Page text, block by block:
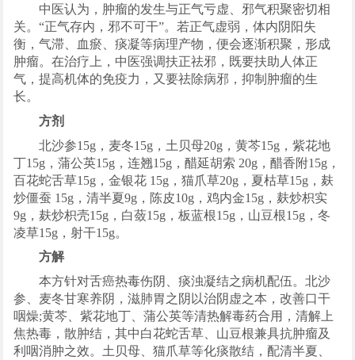
中医认为，肿瘤的发生与正气亏虚、邪气积聚密切相
关。“正气存内，邪不可干”。若正气虚弱，体内阴阳失
衡，气滞、血瘀、痰凝等病理产物，便会逐渐积聚，形成
肿瘤。在治疗上，中医强调扶正祛邪，既要扶助人体正
气，提高机体的免疫力，又要祛除病邪，抑制肿瘤的生
长。
方剂
北沙参15g，麦冬15g，土贝母20g，黄芩15g，紫花地
丁15g，蒲公英15g，连翘15g，醋延胡索 20g，醋香附15g，
百花蛇舌草15g，金银花 15g，猫爪草20g，夏枯草15g，麸
炒僵蚕 15g，清半夏9g，陈皮10g，鸡内金15g，麸炒枳实
9g，麸炒枳壳15g，白蔹15g，板蓝根15g，山豆根15g，冬
凌草15g，射干15g。
方解
本方针对舌癌热毒伤阴、痰浊凝结之病机配伍。北沙
参、麦冬甘寒养阴，滋肺胃之阴以治阴虚之本，改善口干
咽燥;黄芩、紫花地丁、蒲公英等清热解毒药合用，清解上
焦热毒，散肿结，其中白花蛇舌草、山豆根兼具抗肿瘤及
利咽消肿之效。土贝母、猫爪草等化痰散结，配清半夏、